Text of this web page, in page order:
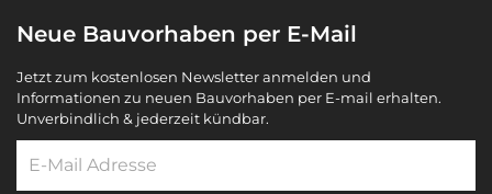
Neue Bauvorhaben per E-Mail
Jetzt zum kostenlosen Newsletter anmelden und
Informationen zu neuen Bauvorhaben per E-mail erhalten.
Unverbindlich & jederzeit kündbar.